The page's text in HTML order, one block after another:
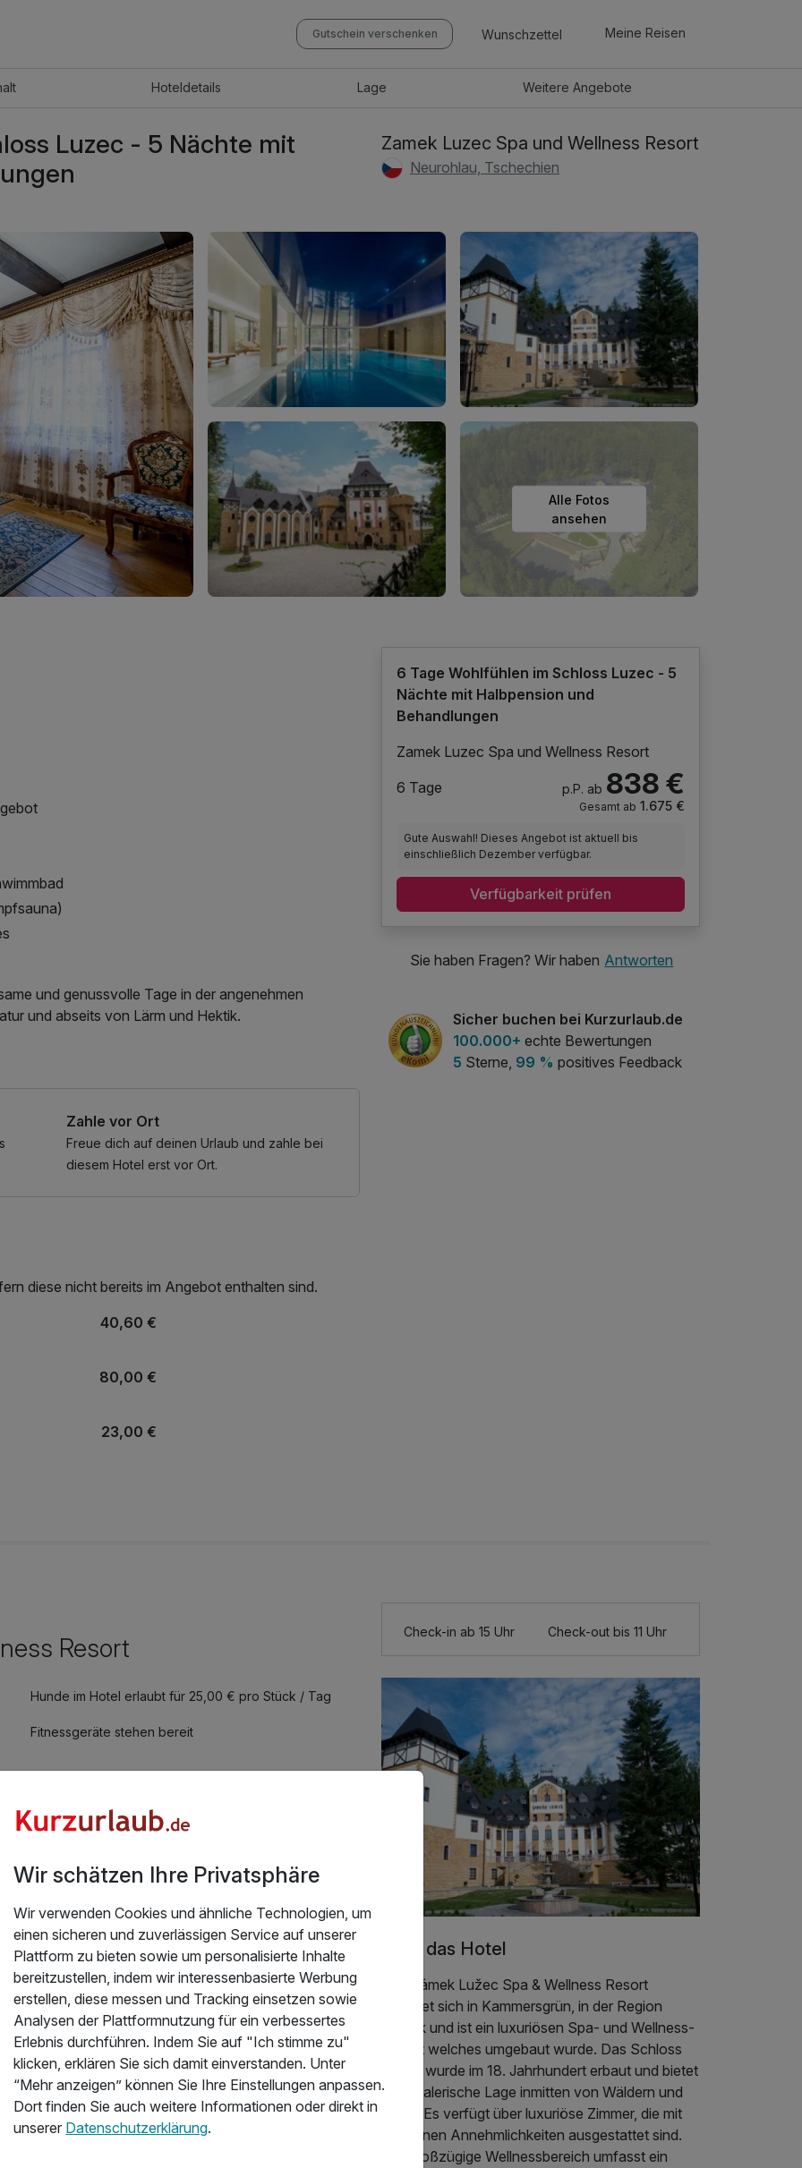
Gutschein verschenken Wunschzettel Meine Reisen
Hoteldetails Lage WeitereAngebote
Luzec - 5 Nächte mit
Zamek Luzec Spa und Wellness Resort
Neurohlau, Tschechien
Alle Fotos
ansehen
und genussvolle Tage in der angenehmen
und abseits von Lärm und Hektik.
Zahle vor Ort
Freue dich auf deinen Urlaub und zahle bei
diesem Hotel erst vor Ort.
diese nicht bereits im Angebot enthalten sind.
40,60 €
80,00 €
23,00 €
74,24 €
47,56 €
47,56 €
46,40 €
95,12 €
6 Tage Wohlfühlen im Schloss Luzec - 5
Nächte mit Halbpension und
Behandlungen
Zamek Luzec Spa und Wellness Resort
6 Tage
p.P. ab 838 €
Gesamt ab 1.675 €
Gute Auswahl! Dieses Angebot ist aktuell bis
einschließlich Dezember verfügbar.
Verfügbarkeit prüfen
Sie haben Fragen? Wir haben Antworten
Sicher buchen bei Kurzurlaub.de
100.000+ echte Bewertungen
5 Sterne, 99 % positives Feedback
Resort
Hunde im Hotel erlaubt für 25,00 € pro Stück / Tag
Fitnessgeräte stehen bereit
mit Halbpension
haben uns sehr wohl gefühlt und uns sehr gut
das Personal war sehr freundlich und
und abwechslungsreich. Leider war der
Check-in ab 15 Uhr Check-out bis 11 Uhr
Über das Hotel
Das Zámek Lužec Spa & Wellness Resort
befindet sich in Kammersgrün, in der Region
Nejdek und ist ein luxuriösen Spa- und Wellness-
Resort welches umgebaut wurde. Das Schloss
Lužec wurde im 18. Jahrhundert erbaut und bietet
eine malerische Lage inmitten von Wäldern und
Natur. Es verfügt über luxuriöse Zimmer, die mit
modernen Annehmlichkeiten ausgestattet sind.
Der großzügige Wellnessbereich umfasst ein
Wir schätzen Ihre Privatsphäre
Wir verwenden Cookies und ähnliche Technologien, um
einen sicheren und zuverlässigen Service auf unserer
Plattform zu bieten sowie um personalisierte Inhalte
bereitzustellen, indem wir interessenbasierte Werbung
erstellen, diese messen und Tracking einsetzen sowie
Analysen der Plattformnutzung für ein verbessertes
Erlebnis durchführen. Indem Sie auf "Ich stimme zu"
klicken, erklären Sie sich damit einverstanden. Unter
“Mehr anzeigen” können Sie Ihre Einstellungen anpassen.
Dort finden Sie auch weitere Informationen oder direkt in
unserer Datenschutzerklärung.